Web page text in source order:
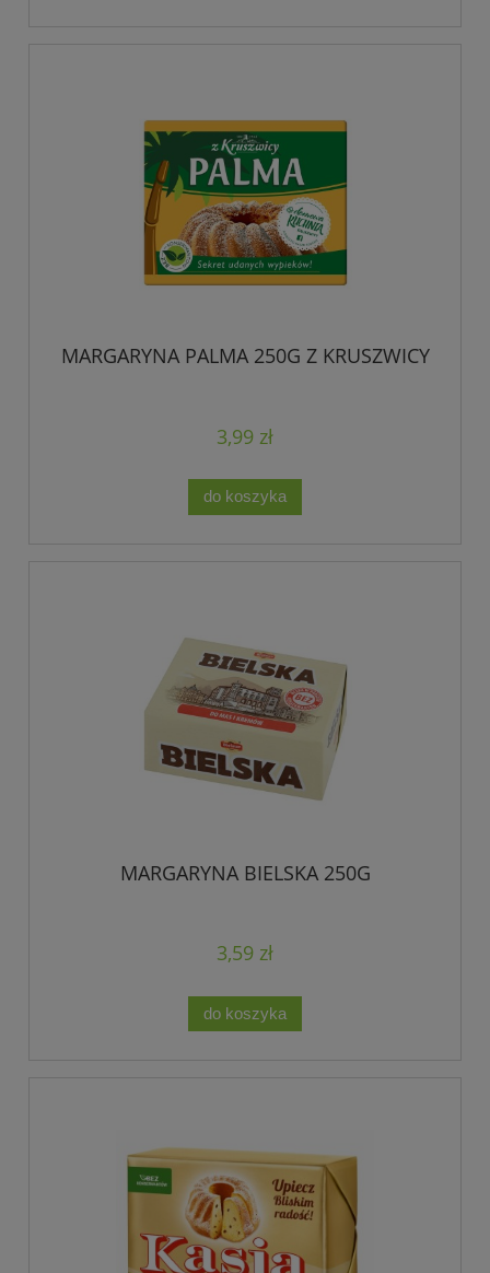
MARGARYNA PALMA 250G Z KRUSZWICY
3,99 zł
do koszyka
MARGARYNA BIELSKA 250G
3,59 zł
do koszyka